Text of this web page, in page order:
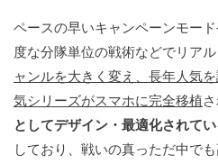
ペースの早いキャンペーンモー
度な分隊単位の戦術などでリア
ャンルを大きく変え、長年人気
気シリーズがスマホに完全移植
としてデザイン・最適化されて
しており、戦いの真っただ中で